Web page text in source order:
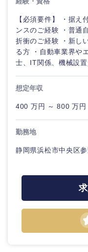
事務職
その他
愛知県
【必須要件】 ・据え
ンスのご経験 ・普通
折衝のご経験 ・新し
る方 ・自動車業界や
士、IT関係、機械設
想定年収
400 万円 ～ 800 万円
勤務地
静岡県浜松市中央区